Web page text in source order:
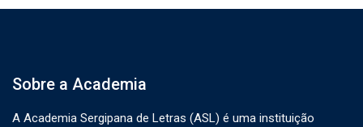
Sobre a Academia
A Academia Sergipana de Letras (ASL) é uma instituição